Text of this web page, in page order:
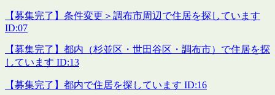
【募集完了】条件変更＞調布市周辺で住居を探しています
ID:07
【募集完了】都内（杉並区・世田谷区・調布市）で住居を探
しています ID:13
【募集完了】都内で住居を探しています ID:16